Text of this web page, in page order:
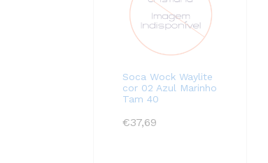
Soca Wock Waylite
cor 02 Azul Marinho
Tam 40
€37,69